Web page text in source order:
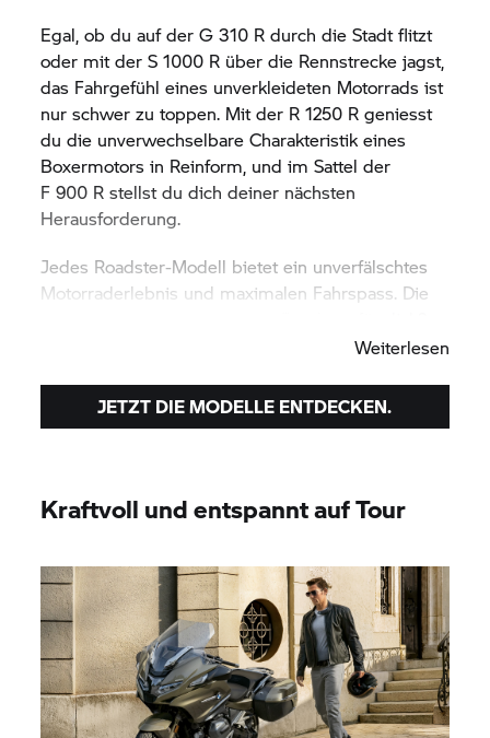
Egal, ob du auf derG 310 R durch die Stadt flitzt
oder mit derS 1000 R über die Rennstrecke jagst,
das Fahrgefühl eines unverkleideten Motorrads ist
nur schwer zu toppen. Mit der R 1250 R geniesst
du die unverwechselbare Charakteristik eines
Boxermotors in Reinform, und im Sattel der
F 900 R stellst du dich deiner nächsten
Herausforderung.
Jedes Roadster-Modell bietet ein unverfälschtes
Motorraderlebnis und maximalen Fahrspass. Die
Weiterlesen
JETZT DIE MODELLE ENTDECKEN.
Kraftvoll und entspannt auf Tour